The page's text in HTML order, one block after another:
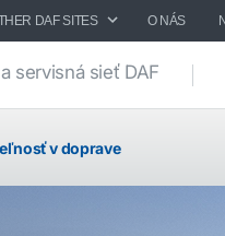
DAF SITES O NÁS
servisná sieť DAF
v doprave